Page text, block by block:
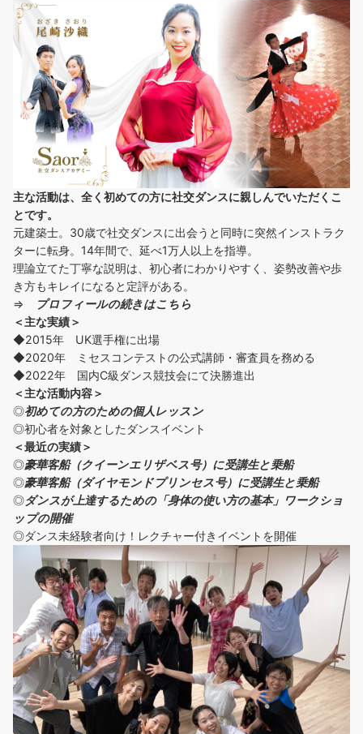
主な活動は、全く初めての方に社交ダンスに親しんでいただくこ
とです。
元建築士。30歳で社交ダンスに出会うと同時に突然インストラク
ターに転身。14年間で、延べ1万人以上を指導。
理論立てた丁寧な説明は、初心者にわかりやすく、姿勢改善や歩
き方もキレイになると定評がある。
⇒
プロフィールの続きはこちら
＜主な実績＞
◆2015年 UK選手権に出場
◆2020年 ミセスコンテストの公式講師・審査員を務める
◆2022年 国内C級ダンス競技会にて決勝進出
＜主な活動内容＞
◎初めての方のための個人レッスン
◎初心者を対象としたダンスイベント
＜最近の実績＞
◎豪華客船（クイーンエリザベス号）に受講生と乗船
◎豪華客船（ダイヤモンドプリンセス号）に受講生と乗船
◎ダンスが上達するための「身体の使い方の基本」ワークショ
ップの開催
◎ダンス未経験者向け！レクチャー付きイベントを開催